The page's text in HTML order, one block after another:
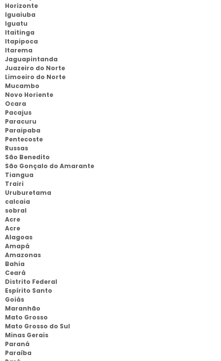
Horizonte
Iguaiuba
Iguatu
Itaitinga
Itapipoca
Itarema
Jaguapintanda
Juazeiro do Norte
Limoeiro do Norte
Mucambo
Novo Horiente
Ocara
Pacajus
Paracuru
Paraipaba
Pentecoste
Russas
São Benedito
São Gonçalo do Amarante
Tiangua
Trairi
Uruburetama
calcaia
sobral
Acre
Acre
Alagoas
Amapá
Amazonas
Bahia
Ceará
Distrito Federal
Espírito Santo
Goiás
Maranhão
Mato Grosso
Mato Grosso do Sul
Minas Gerais
Paraná
Paraíba